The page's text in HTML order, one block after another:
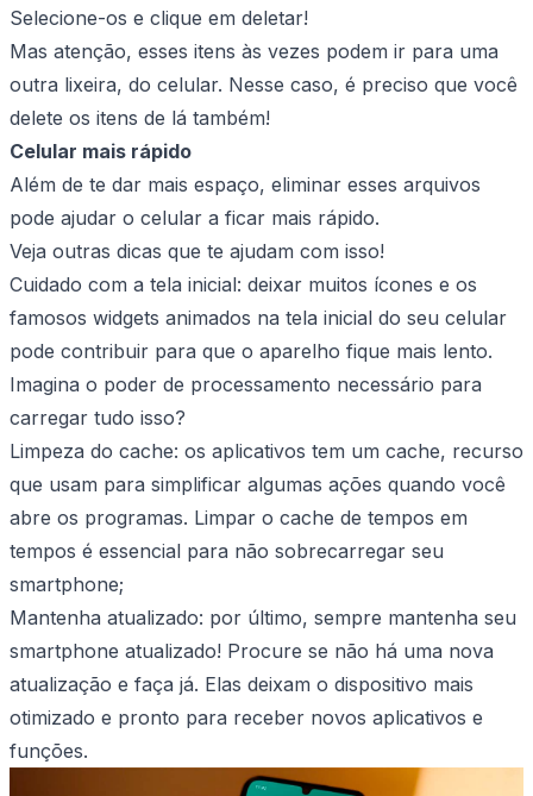
Selecione-os e clique em deletar!
Mas atenção, esses itens às vezes podem ir para uma
outra lixeira, do celular. Nesse caso, é preciso que você
delete os itens de lá também!
Celular mais rápido
Além de te dar mais espaço, eliminar esses arquivos
pode ajudar o celular a ficar mais rápido.
Veja outras dicas que te ajudam com isso!
Cuidado com a tela inicial: deixar muitos ícones e os
famosos widgets animados na tela inicial do seu celular
pode contribuir para que o aparelho fique mais lento.
Imagina o poder de processamento necessário para
carregar tudo isso?
Limpeza do cache: os aplicativos tem um cache, recurso
que usam para simplificar algumas ações quando você
abre os programas. Limpar o cache de tempos em
tempos é essencial para não sobrecarregar seu
smartphone;
Mantenha atualizado: por último, sempre mantenha seu
smartphone atualizado! Procure se não há uma nova
atualização e faça já. Elas deixam o dispositivo mais
otimizado e pronto para receber novos aplicativos e
funções.